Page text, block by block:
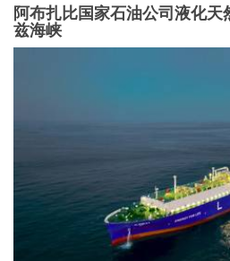
阿布扎比国家石油公司液化
兹海峡